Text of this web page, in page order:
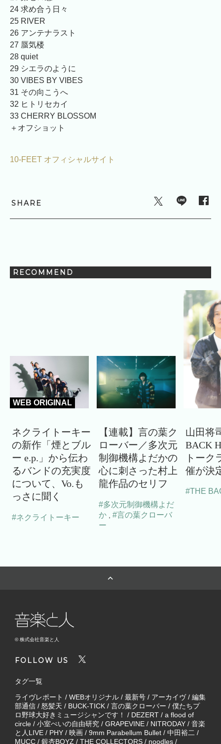
24 求め合う日々
25 RIVER
26 アンテナラスト
27 蜃気楼
28 quiet
29 シエラのように
30 VIBES BY VIBES
31 その向こうへ
32 ヒトリセカイ
33 CHERRY BLOSSOM
＋オフショット
10-FEET オフィシャルサイト
SHARE
RECOMMEND
WEB ORIGINAL
ネクライトーキー
の新作「煙とブル
ー e.p.」から伝わ
るバンドの充実度
について、Vo.も
っさに聞く
#ネクライトーキー
【連載】言の葉ク
ローバー／多次元
制御機構よだかの
心に刺さった村上
龍作品のセリフ
#多次元制御機構よだ
か , #言の葉クローバ
ー
山田将
BACK
トーク
催が決
#THE
© 株式会社音楽と人
FOLLOW US
タグ一覧
ライヴレポート / WEBオリジナル / 最新号 / アーカイヴ/ 編集
部通信 / 怒髪天 / BUCK-TICK / 言の葉クローバー / 僕たちプ
ロ野球大好きミュージシャンです！
/ DEZERT / a flood of
circle / 小室ぺいの自由研究 / GRAPEVINE / NITRODAY / 音楽
と人LIVE / PHY / 映画 / 9mm Parabellum Bullet / 中田裕二 /
MUCC / 銀杏BOYZ / THE COLLECTORS / noodles /